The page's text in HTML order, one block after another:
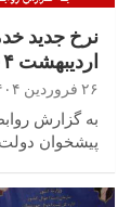
نرخ جدید
اردیبهشت ۱۴۰۴ به صورت سراسری اعمال می‌شود
۲۶ فروردین ۱۴۰۴
به گزارش
پیشخوان